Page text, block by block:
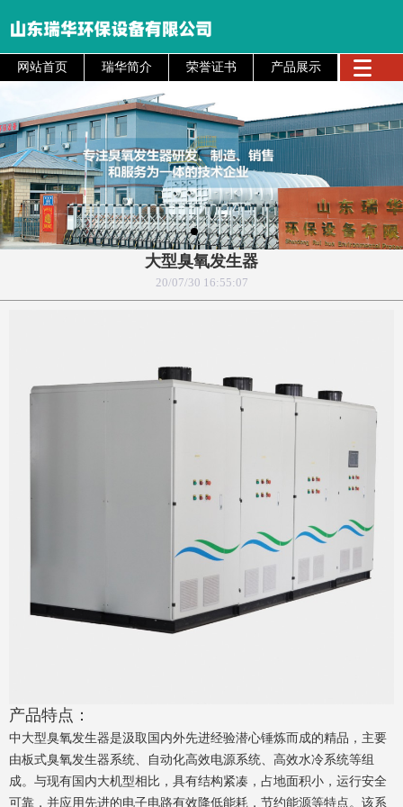
网站首页 瑞华简介 荣誉证书 产品展示
大型臭氧发生器
20/07/30 16:55:07
产品特点：
中大型臭氧发生器是汲取国内外先进经验潜心锤炼而成的精品，主要
由板式臭氧发生器系统、自动化高效电源系统、高效水冷系统等组
成。与现有国内大机型相比，具有结构紧凑，占地面积小，运行安全
可靠，并应用先进的电子电路有效降低能耗，节约能源等特点。该系